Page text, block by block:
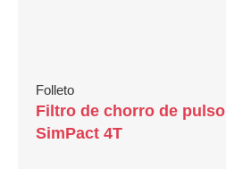
Folleto
Filtro de chorro de
SimPact 4T